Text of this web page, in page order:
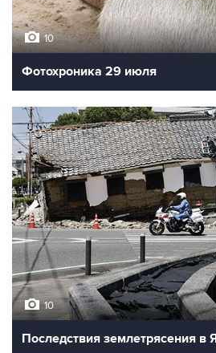
10
Фотохроника 29 июля
10
Последствия землетрясения в